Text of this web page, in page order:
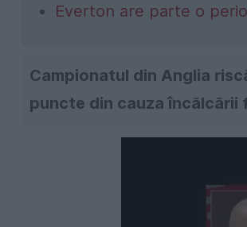
Everton are parte o
Campionatul din Anglia
puncte din cauza